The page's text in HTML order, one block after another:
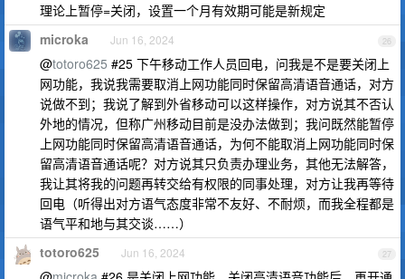
理论上暂停=关闭，设置一个月有效期可能是新规定
26
microka Jun 16, 2024
@totoro625 #25 下午移动工作人员回电，问我是不是要关闭上
网功能，我说我需要取消上网功能同时保留高清语音通话，对方
说做不到；我说了解到外省移动可以这样操作，对方说其不否认
外地的情况，但称广州移动目前是没办法做到；我问既然能暂停
上网功能同时保留高清语音通话，为何不能取消上网功能同时保
留高清语音通话呢？对方说其只负责办理业务，其他无法解答，
我让其将我的问题再转交给有权限的同事处理，对方让我再等待
回电（听得出对方语气态度非常不友好、不耐烦，而我全程都是
语气平和地与其交谈……）
27
totoro625 Jun 16, 2024